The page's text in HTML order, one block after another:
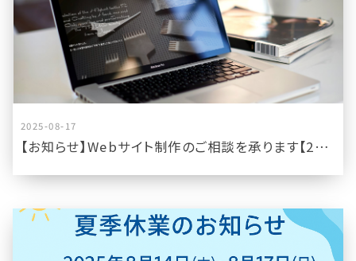
2025-08-17
【お知らせ】Webサイト制作のご相談を承ります【2025年8月版】